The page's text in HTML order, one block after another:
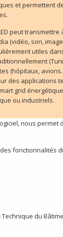
et permettent
peut transmettre
(vidéo, son,
utiles
(hôpitaux,
des applications
grid
ou industriels.
nous permet
fonctionnalités
du